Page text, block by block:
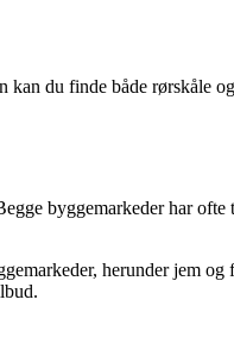
du finde både rørskåle
byggemarkeder har
herunder jem